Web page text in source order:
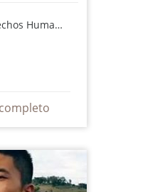
Defensor de Derechos Humanos